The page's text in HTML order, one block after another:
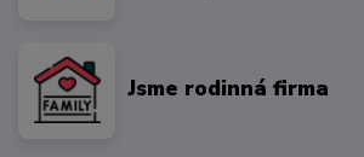
Jsme rodinná firma